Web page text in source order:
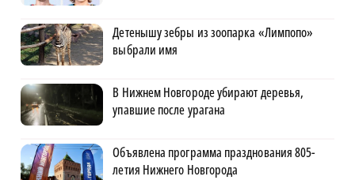
Детенышу зебры из зоопарка «Лимпопо»
выбрали имя
В Нижнем Новгороде убирают деревья,
упавшие после урагана
Объявлена программа празднования 805-
летия Нижнего Новгорода